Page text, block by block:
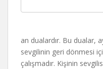
an dualardır. Bu dualar,
sevgilinin geri dönmesi
çalışmadır. Kişinin